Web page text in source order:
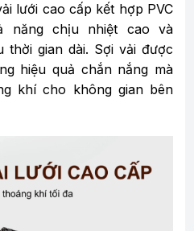
lưới cao cấp kết hợp PVC
năng chịu nhiệt cao và
thời gian dài. Sợi vải được
hiệu quả chắn nắng mà
khí cho không gian bên